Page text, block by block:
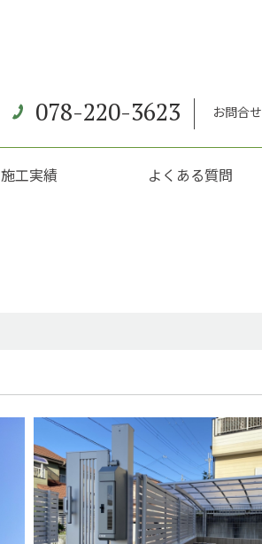
078-220-3623 お問合せ
施工実績 よくある質問